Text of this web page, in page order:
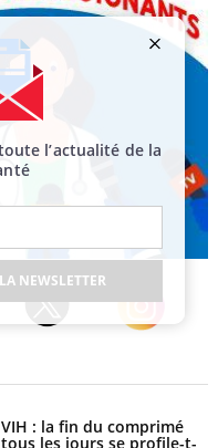
VIH : la fin du comprimé
tous les jours se profile-t-
Le Viagra pourrait-il freiner
la propagation du cancer ?
l’actualité de la
NEWSLETTER